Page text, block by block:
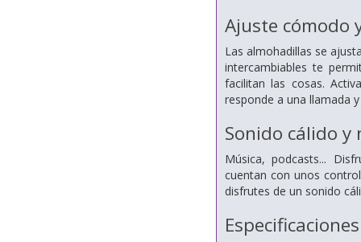
Ajuste cómodo
Las almohadillas se
intercambiables te
facilitan las cosas.
responde a una llamada
Sonido cálido
Música, podcasts...
cuentan con unos
disfrutes de un sonido
Especificaciones